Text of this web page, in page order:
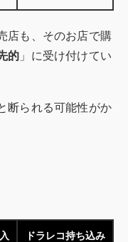
店も、そのお店で購
的 」に受け付けてい
断られる可能性がか
ドラレコ持ち込み